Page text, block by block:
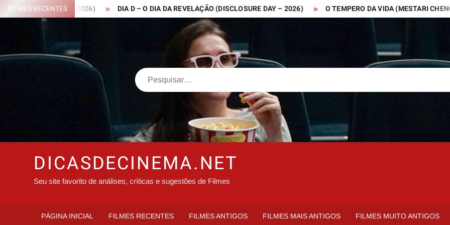
Skip
to
FILMES RECENTES
HOOD – 2026) DIA D – O DIA DA REVELAÇÃO (DISCLOSURE DAY – 2026) O TEMPERO DA VIDA (MESTARI CHENG –
Search
DICASDECINEMA.NET
Seu site favorito de análises, críticas e sugestões de Filmes
PÁGINA INICIAL FILMES RECENTES FILMES ANTIGOS FILMES MAIS ANTIGOS FILMES MUITO ANTIGOS